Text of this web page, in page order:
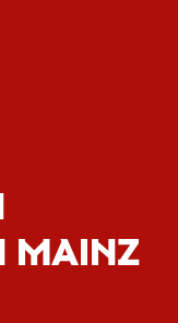
MAINZ